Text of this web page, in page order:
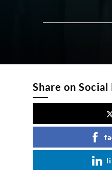
Share on Social